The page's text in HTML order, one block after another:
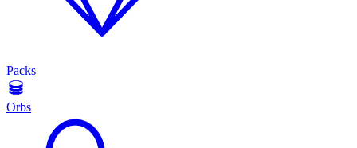
Packs
Orbs